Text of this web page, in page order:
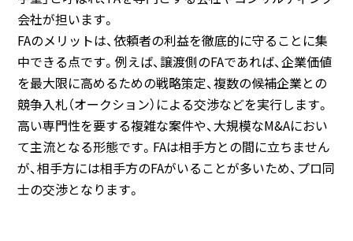
会社が担います。
FAのメリットは、依頼者の利益を徹底的に守ることに集
中できる点です。例えば、譲渡側のFAであれば、企業価値
を最大限に高めるための戦略策定、複数の候補企業との
競争入札（オークション）による交渉などを実行します。
高い専門性を要する複雑な案件や、大規模なM&Aにおい
て主流となる形態です。FAは相手方との間に立ちません
が、相手方には相手方のFAがいることが多いため、プロ同
士の交渉となります。